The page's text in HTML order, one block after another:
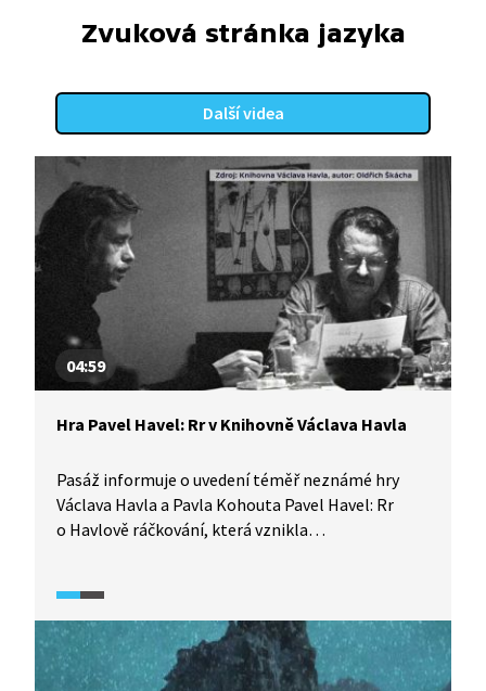
Zvuková stránka jazyka
Další videa
04:59
Hra Pavel Havel: Rr v Knihovně Václava Havla
Pasáž informuje o uvedení téměř neznámé hry
Václava Havla a Pavla Kohouta Pavel Havel: Rr
o Havlově ráčkování, která vznikla
to probíhalo, přibližuje Pavel Kohout. Novodobé
premiéry se zhostila Knihovna Václava Havla
pod vedením Michaela Žantovského. Režisér
popisuje, proč se hra dostává do centra